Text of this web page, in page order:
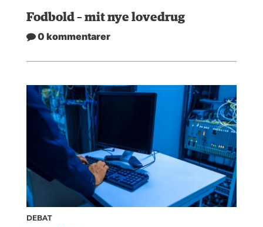
Fodbold – mit nye lovedrug
0 kommentarer
DEBAT